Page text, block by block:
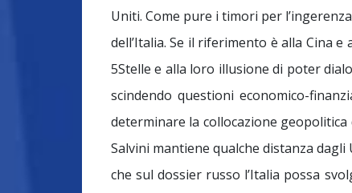
Uniti. Come pure i timori per
dell’Italia. Se il riferimento è alla Cina
5Stelle e alla loro illusione di poter
scindendo questioni economico-
determinare la collocazione
Salvini mantiene qualche distanza
che sul dossier russo l’Italia possa